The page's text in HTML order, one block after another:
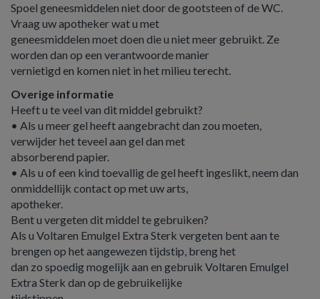
Spoel geneesmiddelen niet door de gootsteen of de WC.
Vraag uw apotheker wat u met
geneesmiddelen moet doen die u niet meer gebruikt. Ze
worden dan op een verantwoorde manier
vernietigd en komen niet in het milieu terecht.
Overige informatie
Heeft u te veel van dit middel gebruikt?
• Als u meer gel heeft aangebracht dan zou moeten,
verwijder het teveel aan gel dan met
absorberend papier.
• Als u of een kind toevallig de gel heeft ingeslikt, neem dan
onmiddellijk contact op met uw arts,
apotheker.
Bent u vergeten dit middel te gebruiken?
Als u Voltaren Emulgel Extra Sterk vergeten bent aan te
brengen op het aangewezen tijdstip, breng het
dan zo spoedig mogelijk aan en gebruik Voltaren Emulgel
Extra Sterk dan op de gebruikelijke